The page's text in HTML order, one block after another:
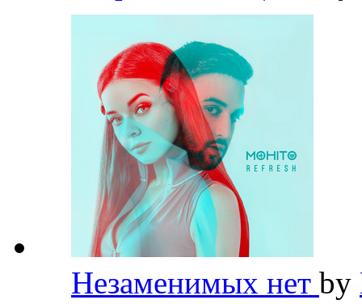
Незаменимых нет by